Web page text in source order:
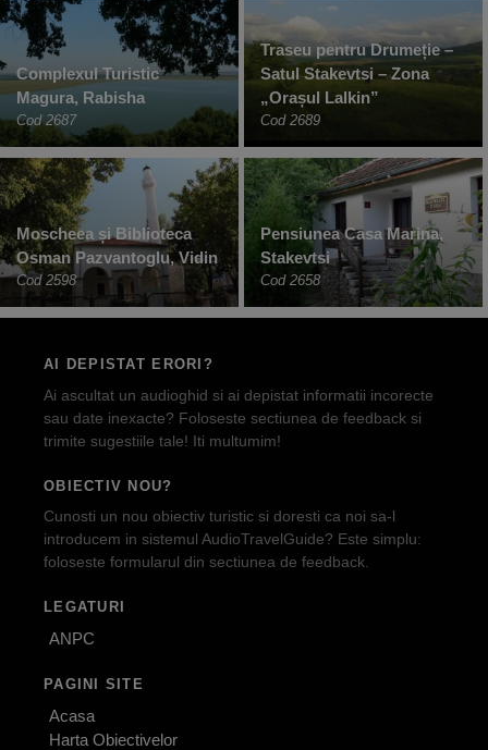
Complexul Turistic
Magura, Rabisha
Cod 2687
Traseu pentru Drumeție –
Satul Stakevtsi – Zona
„Orașul Lalkin”
Cod 2689
Moscheea și Biblioteca
Osman Pazvantoglu, Vidin
Cod 2598
Pensiunea Casa Marina,
Stakevtsi
Cod 2658
AI DEPISTAT ERORI?
Ai ascultat un audioghid si ai depistat informatii incorecte
sau date inexacte? Foloseste sectiunea de feedback si
trimite sugestiile tale! Iti multumim!
OBIECTIV NOU?
Cunosti un nou obiectiv turistic si doresti ca noi sa-l
introducem in sistemul AudioTravelGuide? Este simplu:
foloseste formularul din sectiunea de feedback.
LEGATURI
ANPC
PAGINI SITE
Acasa
Harta Obiectivelor